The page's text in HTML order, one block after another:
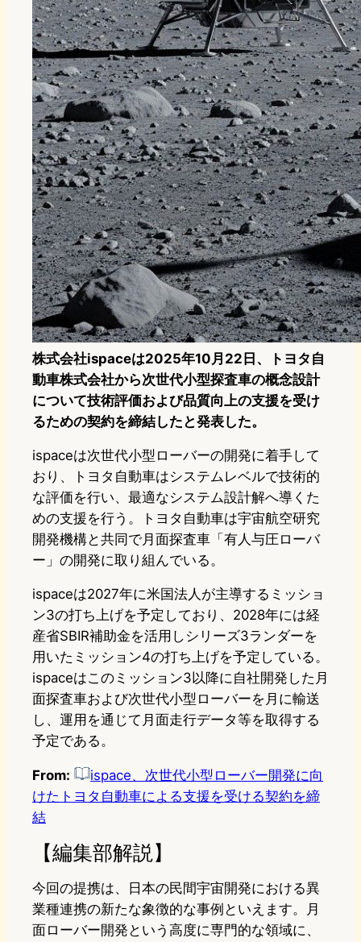
株式会社ispaceは2025年10月22日、トヨタ自
動車株式会社から次世代小型探査車の概念設計
について技術評価および品質向上の支援を受け
るための契約を締結したと発表した。
ispaceは次世代小型ローバーの開発に着手して
おり、トヨタ自動車はシステムレベルで技術的
な評価を行い、最適なシステム設計解へ導くた
めの支援を行う。トヨタ自動車は宇宙航空研究
開発機構と共同で月面探査車「有人与圧ローバ
ー」の開発に取り組んでいる。
ispaceは2027年に米国法人が主導するミッショ
ン3の打ち上げを予定しており、2028年には経
産省SBIR補助金を活用しシリーズ3ランダーを
用いたミッション4の打ち上げを予定している。
ispaceはこのミッション3以降に自社開発した月
面探査車および次世代小型ローバーを月に輸送
し、運用を通じて月面走行データ等を取得する
予定である。
From:
ispace、次世代小型ローバー開発に向
けたトヨタ自動車による支援を受ける契約を締
結
【編集部解説】
今回の提携は、日本の民間宇宙開発における異
業種連携の新たな象徴的な事例といえます。月
面ローバー開発という高度に専門的な領域に、